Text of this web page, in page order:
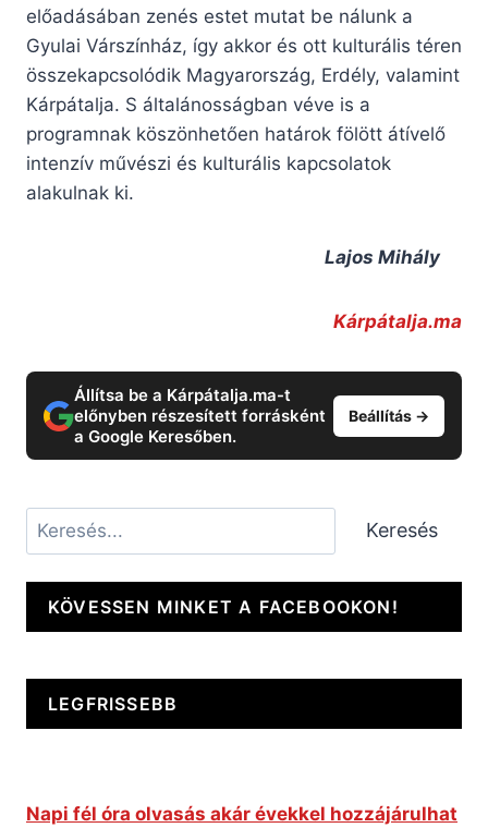
előadásában zenés estet mutat be nálunk a
Gyulai Várszínház, így akkor és ott kulturális téren
összekapcsolódik Magyarország, Erdély, valamint
Kárpátalja. S általánosságban véve is a
programnak köszönhetően határok fölött átívelő
intenzív művészi és kulturális kapcsolatok
alakulnak ki.
Lajos Mihály
Kárpátalja.ma
Állítsa be a Kárpátalja.ma-t
előnyben részesített forrásként
a Google Keresőben.
Beállítás →
Keresés Keresés
KÖVESSEN MINKET A FACEBOOKON!
LEGFRISSEBB
Napi fél óra olvasás akár évekkel hozzájárulhat